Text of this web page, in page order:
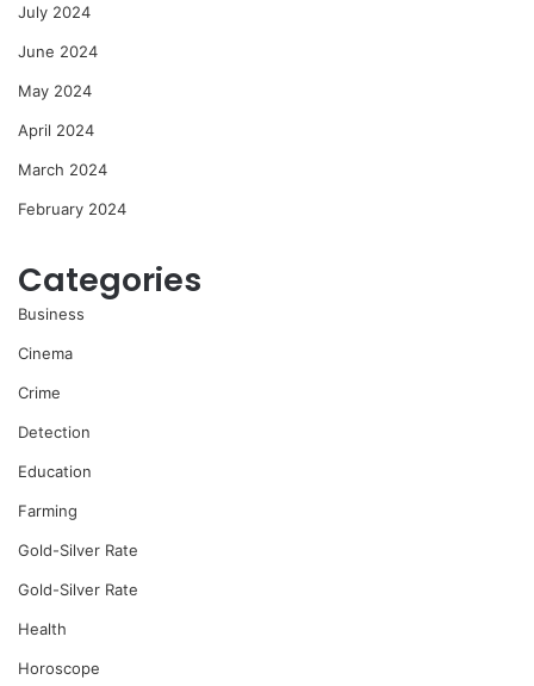
July 2024
June 2024
May 2024
April 2024
March 2024
February 2024
Categories
Business
Cinema
Crime
Detection
Education
Farming
Gold-Silver Rate
Gold-Silver Rate
Health
Horoscope